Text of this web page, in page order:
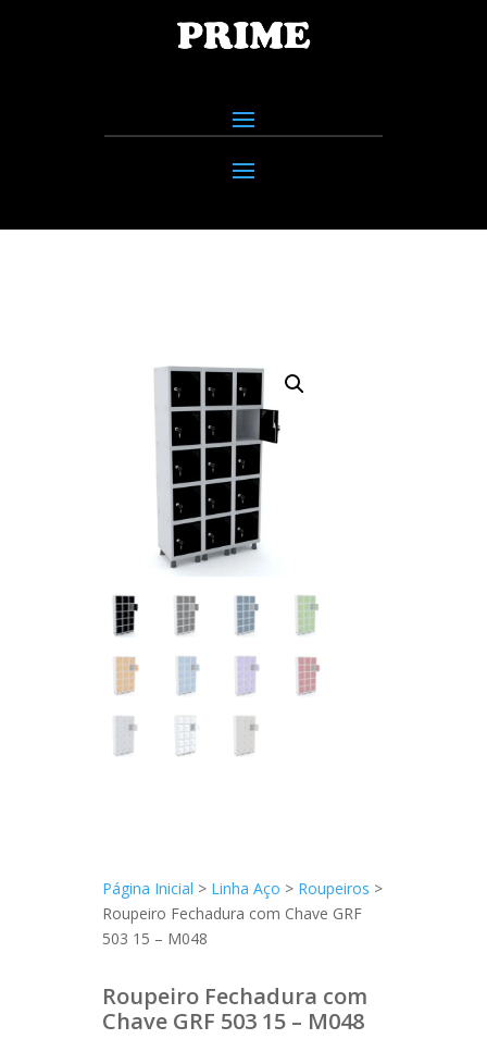
Página Inicial > Linha Aço > Roupeiros >
Roupeiro Fechadura com Chave GRF
503 15 – M048
Roupeiro Fechadura com
Chave GRF 503 15 – M048